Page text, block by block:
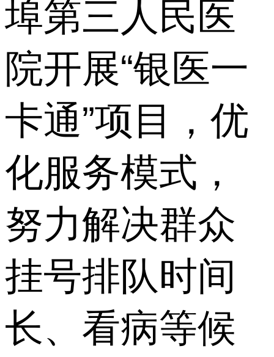
埠第三人民医
院开展“银医一
卡通”项目，优
化服务模式，
努力解决群众
挂号排队时间
长、看病等候